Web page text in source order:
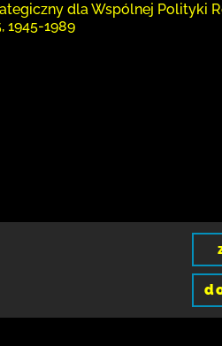
dla Wspólnej Polityki
1945-1989